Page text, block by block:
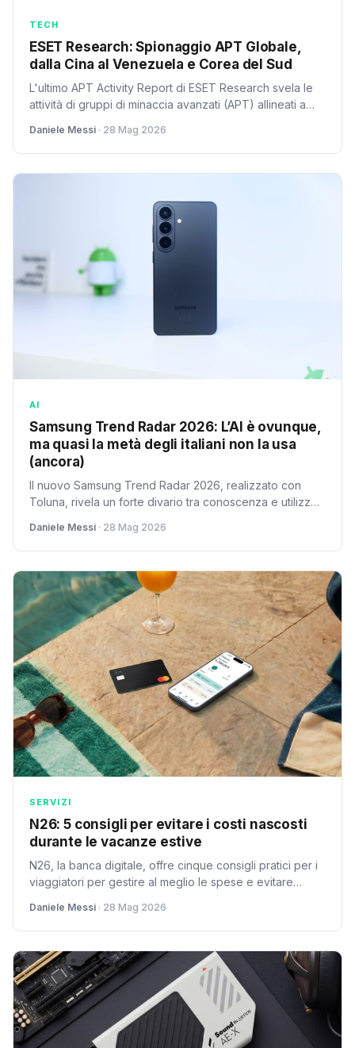
TECH
ESET Research: Spionaggio APT Globale,
dalla Cina al Venezuela e Corea del Sud
L'ultimo APT Activity Report di ESET Research svela le
attività di gruppi di minaccia avanzati (APT) allineati a
aziende di AI e robotica, e infrastrutture critiche in
Venezuela, Golfo, Siria e Ucraina.
Daniele Messi · 28 Mag 2026
AI
Samsung Trend Radar 2026: L’AI è ovunque,
ma quasi la metà degli italiani non la usa
(ancora)
Il nuovo Samsung Trend Radar 2026, realizzato con
Toluna, rivela un forte divario tra conoscenza e utilizzo
usa poco o nulla, ma il 71% ne riconosce il potenziale,
spingendo Samsung a integrare l'AI in TV,
elettrodomestici e smartphone.
Daniele Messi · 28 Mag 2026
SERVIZI
N26: 5 consigli per evitare i costi nascosti
durante le vacanze estive
N26, la banca digitale, offre cinque consigli pratici per i
viaggiatori per gestire al meglio le spese e evitare
commissioni, tassi di cambio e connettività.
Daniele Messi · 28 Mag 2026